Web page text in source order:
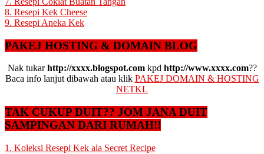
8. Resepi Kek Cheese
9. Resepi Aneka Kek
PAKEJ HOSTING & DOMAIN BLOG
Nak tukarhttp://xxxx.blogspot.comkpd http://www.xxxx.com??
Baca info lanjut dibawah atau klik PAKEJ DOMAIN & HOSTING
NETKL
TAK CUKUP DUIT?? JOM JANA DUIT
SAMPINGAN DARI RUMAH!!
1. Koleksi Resepi Kek ala Secret Recipe